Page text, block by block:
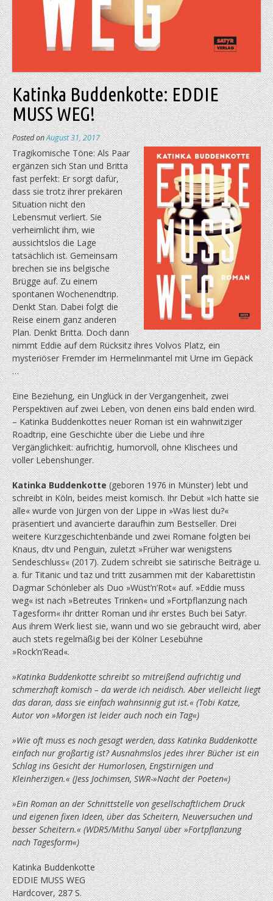
Katinka Buddenkotte: EDDIE
MUSS WEG!
Posted onAugust 31, 2017
Tragikomische Töne: Als Paar
ergänzen sich Stan und Britta
fast perfekt: Er sorgt dafür,
dass sie trotz ihrer prekären
Situation nicht den
Lebensmut verliert. Sie
verheimlicht ihm, wie
aussichtslos die Lage
tatsächlich ist. Gemeinsam
brechen sie ins belgische
Brügge auf. Zu einem
spontanen Wochenendtrip.
Denkt Stan. Dabei folgt die
Reise einem ganz anderen
Plan. Denkt Britta. Doch dann
nimmt Eddie auf dem Rücksitz ihres Volvos Platz, ein
mysteriöser Fremder im Hermelinmantel mit Urne im Gepäck
…
Eine Beziehung, ein Unglück in der Vergangenheit, zwei
Perspektiven auf zwei Leben, von denen eins bald enden wird.
– Katinka Buddenkottes neuer Roman ist ein wahnwitziger
Roadtrip, eine Geschichte über die Liebe und ihre
Vergänglichkeit: aufrichtig, humorvoll, ohne Klischees und
voller Lebenshunger.
Katinka Buddenkotte(geboren 1976 in Münster) lebt und
schreibt in Köln, beides meist komisch. Ihr Debüt »Ich hatte sie
alle« wurde von Jürgen von der Lippe in »Was liest du?«
präsentiert und avancierte daraufhin zum Bestseller. Drei
weitere Kurzgeschichtenbände und zwei Romane folgten bei
Knaus, dtv und Penguin, zuletzt »Früher war wenigstens
Sendeschluss« (2017). Zudem schreibt sie satirische Beiträge u.
a. für Titanic und taz und tritt zusammen mit der Kabarettistin
Dagmar Schönleber als Duo »Wüst’n’Rot« auf. »Eddie muss
weg« ist nach »Betreutes Trinken« und »Fortpflanzung nach
Tagesform« ihr dritter Roman und ihr erstes Buch bei Satyr.
Aus ihrem Werk liest sie, wann und wo sie gebraucht wird, aber
auch stets regelmäßig bei der Kölner Lesebühne
»Rock’n’Read«.
»Katinka Buddenkotte schreibt so mitreißend aufrichtig und
schmerzhaft komisch – da werde ich neidisch. Aber vielleicht liegt
das daran, dass sie einfach wahnsinnig gut ist.« (Tobi Katze,
Autor von »Morgen ist leider auch noch ein Tag«)
»Wie oft muss es noch gesagt werden, dass Katinka Buddenkotte
einfach nur großartig ist? Ausnahmslos jedes ihrer Bücher ist ein
Schlag ins Gesicht der Humorlosen, Engstirnigen und
Kleinherzigen.« (Jess Jochimsen, SWR-»Nacht der Poeten«)
»Ein Roman an der Schnittstelle von gesellschaftlichem Druck
und eigenen fixen Ideen, über das Scheitern, Neuversuchen und
besser Scheitern.« (WDR5/Mithu Sanyal über »Fortpflanzung
nach Tagesform«)
Katinka Buddenkotte
EDDIE MUSS WEG
Hardcover, 287 S.